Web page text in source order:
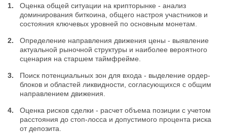
Оценка общей ситуации на крипторынке - анализ
доминирования биткоина, общего настроя участников и
состояния ключевых уровней по основным монетам.
Определение направления движения цены - выявление
актуальной рыночной структуры и наиболее вероятного
сценария на старшем таймфрейме.
Поиск потенциальных зон для входа - выделение ордер-
блоков и областей ликвидности, согласующихся с общим
направлением движения.
Оценка рисков сделки - расчет объема позиции с учетом
расстояния до стоп-лосса и допустимого процента риска
от депозита.